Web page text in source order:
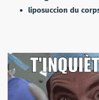
liposuccion du